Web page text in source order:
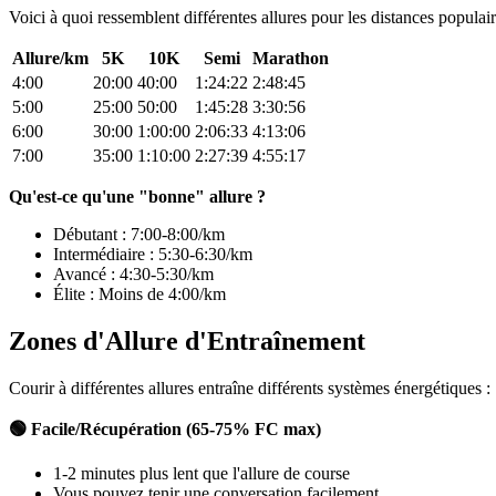
Voici à quoi ressemblent différentes allures pour les distances
Allure/km 5K 10K Semi
Marathon
4:00
20:00 40:00 1:24:22 2:48:45
5:00
25:00 50:00 1:45:28 3:30:56
6:00
30:00 1:00:00 2:06:33 4:13:06
7:00
35:00 1:10:00 2:27:39 4:55:17
Qu'est-ce qu'une "bonne" allure ?
Débutant : 7:00-8:00/km
Intermédiaire : 5:30-6:30/km
Avancé : 4:30-5:30/km
Élite : Moins de 4:00/km
Zones d'Allure d'Entraînement
Courir à différentes allures entraîne différents systèmes énergétiques :
🟢 Facile/Récupération (65-75% FC max)
1-2 minutes plus lent que l'allure de course